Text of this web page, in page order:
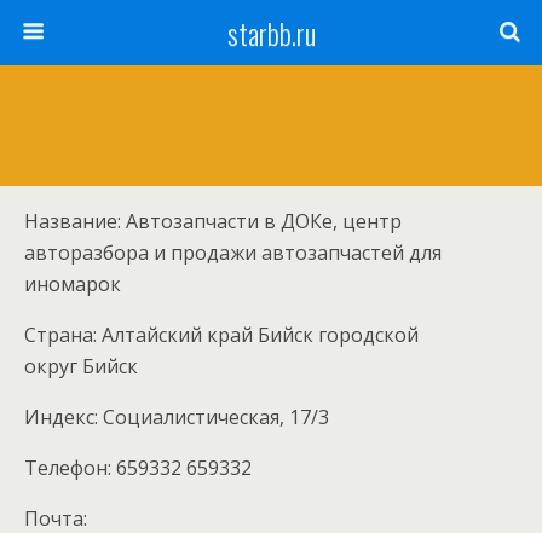
starbb.ru
Название: Автозапчасти в ДОКе, центр
авторазбора и продажи автозапчастей для
иномарок
Страна: Алтайский край Бийск городской
округ Бийск
Индекс: Социалистическая, 17/3
Телефон: 659332 659332
Почта: